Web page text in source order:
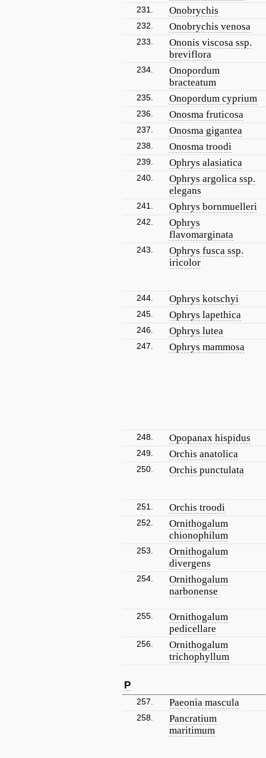
231. Onobrychis
232. Onobrychis venosa
233.
Ononis viscosa ssp.
breviflora
234.
Onopordum
bracteatum
235. Onopordum cyprium
236. Onosma fruticosa
237. Onosma gigantea
238. Onosma troodi
239. Ophrys alasiatica
240.
Ophrys argolica ssp.
elegans
241. Ophrys bornmuelleri
242.
Ophrys
flavomarginata
243.
Ophrys fusca ssp.
iricolor
244. Ophrys kotschyi
245. Ophrys lapethica
246. Ophrys lutea
247. Ophrys mammosa
248. Opopanax hispidus
249. Orchis anatolica
250. Orchis punctulata
251. Orchis troodi
252.
Ornithogalum
chionophilum
253.
Ornithogalum
divergens
254.
Ornithogalum
narbonense
255.
Ornithogalum
pedicellare
256.
Ornithogalum
trichophyllum
P
257. Paeonia mascula
258.
Pancratium
maritimum